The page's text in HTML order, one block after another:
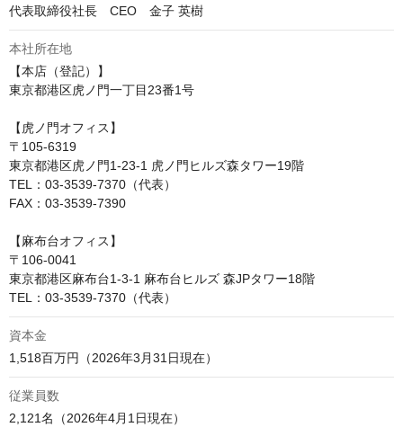
代表取締役社長　CEO　金子 英樹
本社所在地
【本店（登記）】
東京都港区虎ノ門一丁目23番1号
【虎ノ門オフィス】
〒105-6319
東京都港区虎ノ門1-23-1 虎ノ門ヒルズ森タワー19階
TEL：03-3539-7370（代表）
FAX：03-3539-7390
【麻布台オフィス】
〒106-0041
東京都港区麻布台1-3-1 麻布台ヒルズ 森JPタワー18階
TEL：03-3539-7370（代表）
資本金
1,518百万円（2026年3月31日現在）
従業員数
2,121名（2026年4月1日現在）